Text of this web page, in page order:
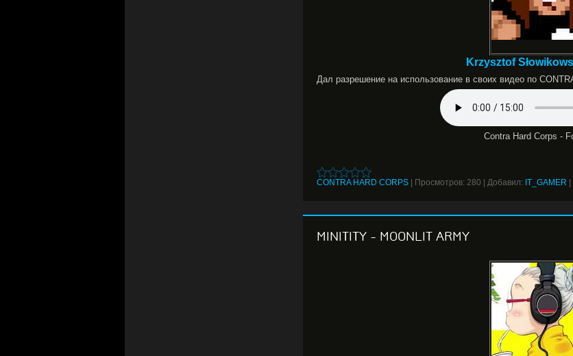
Krzysztof
Дал разрешение на использование в своих видео по
Contra Hard Corps -
CONTRA HARD CORPS Просмотров: 280 Добавил: IT_GAMER
MINITITY - MOONLIT ARMY